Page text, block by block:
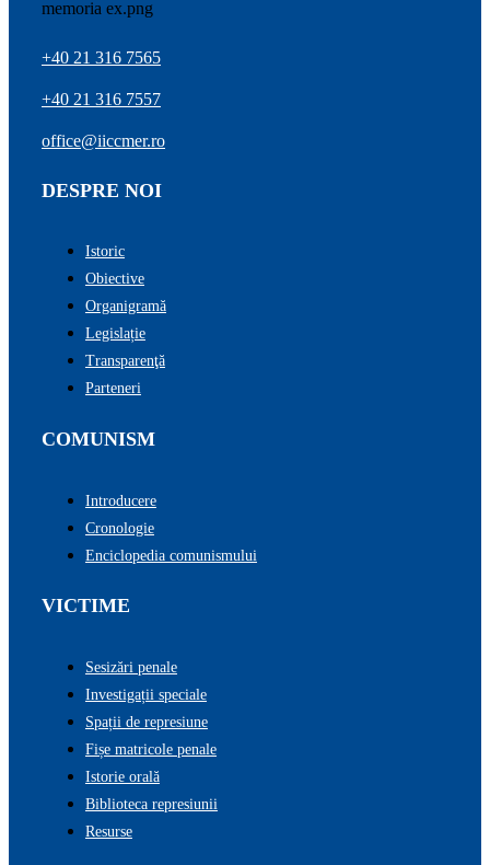
+40 21 316 7565
+40 21 316 7557
office@iiccmer.ro
DESPRE NOI
Istoric
Obiective
Organigramă
Legislație
Transparenţă
Parteneri
COMUNISM
Introducere
Cronologie
Enciclopedia comunismului
VICTIME
Sesizări penale
Investigații speciale
Spații de represiune
Fișe matricole penale
Istorie orală
Biblioteca represiunii
Resurse